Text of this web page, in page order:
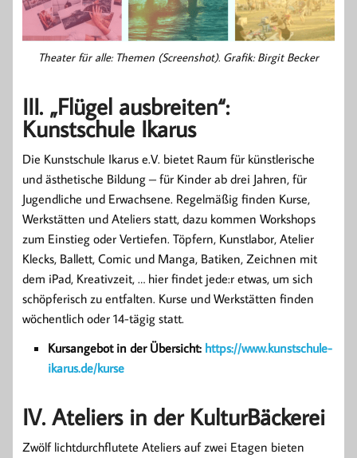
Theater für alle: Themen (Screenshot). Grafik: Birgit Becker
III. „Flügel ausbreiten“:
Kunstschule Ikarus
Die Kunstschule Ikarus e.V. bietet Raum für künstlerische
und ästhetische Bildung – für Kinder ab drei Jahren, für
Jugendliche und Erwachsene. Regelmäßig finden Kurse,
Werkstätten und Ateliers statt, dazu kommen Workshops
zum Einstieg oder Vertiefen. Töpfern, Kunstlabor, Atelier
Klecks, Ballett, Comic und Manga, Batiken, Zeichnen mit
dem iPad, Kreativzeit, … hier findet jede:r etwas, um sich
schöpferisch zu entfalten. Kurse und Werkstätten finden
wöchentlich oder 14-tägig statt.
Kursangebot in der Übersicht: https://www.kunstschule-
ikarus.de/kurse
IV. Ateliers in der KulturBäckerei
Zwölf lichtdurchflutete Ateliers auf zwei Etagen bieten